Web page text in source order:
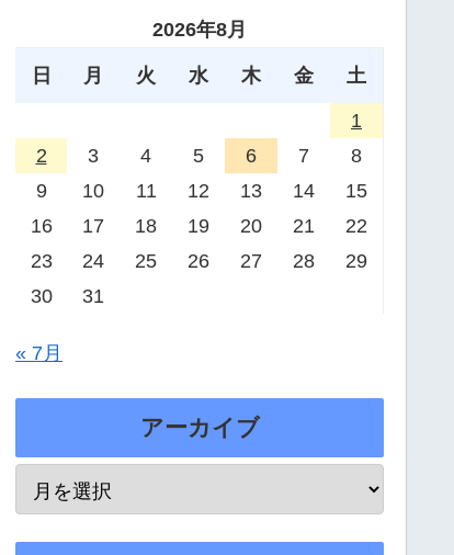
2026年8月
日 月 火 水 木 金 土
1
2
3 4 5 6 7
8
9
10 11 12 13 14
15
16
17 18 19 20 21
22
23
24 25 26 27 28
29
30
31
« 7月
アーカイブ